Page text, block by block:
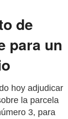
de
para un
hoy adjudicar
la parcela
3, para